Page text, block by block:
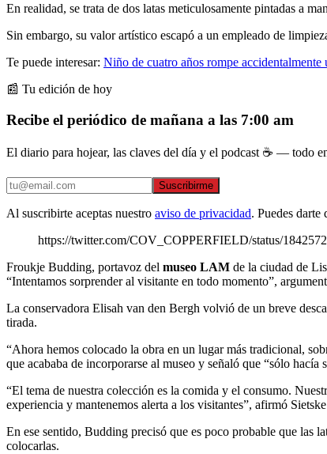
En realidad, se trata de dos latas meticulosamente pintadas a
Sin embargo, su valor artístico escapó a un empleado de
Te puede interesar: Niño de cuatro años rompe
📰 Tu edición de hoy
Recibe el periódico de mañana a las 7:00 am
El diario para hojear, las claves del día y el podcast ☕ — todo
Suscribirme
Al suscribirte aceptas nuestro aviso de privacidad. Puedes darte
https://twitter.com/COV_COPPERFIELD/status/
Froukje Budding, portavoz del museo LAM de la ciudad de
“Intentamos sorprender al visitante en todo momento”,
La conservadora Elisah van den Bergh volvió de un breve
tirada.
“Ahora hemos colocado la obra en un lugar más tradicional,
que acababa de incorporarse al museo y señaló que “sólo hacía
“El tema de nuestra colección es la comida y el consumo.
experiencia y mantenemos alerta a los visitantes”, afirmó
En ese sentido, Budding precisó que es poco probable que las
colocarlas.